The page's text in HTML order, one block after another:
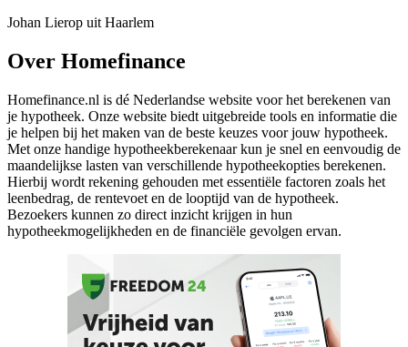
Johan Lierop uit Haarlem
Over Homefinance
Homefinance.nl is dé Nederlandse website voor het berekenen van
je hypotheek. Onze website biedt uitgebreide tools en informatie die
je helpen bij het maken van de beste keuzes voor jouw hypotheek.
Met onze handige hypotheekberekenaar kun je snel en eenvoudig de
maandelijkse lasten van verschillende hypotheekopties berekenen.
Hierbij wordt rekening gehouden met essentiële factoren zoals het
leenbedrag, de rentevoet en de looptijd van de hypotheek.
Bezoekers kunnen zo direct inzicht krijgen in hun
hypotheekmogelijkheden en de financiële gevolgen ervan.